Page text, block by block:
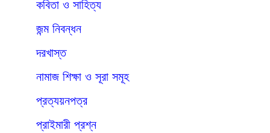
কবিতা ও সাহিত্য
জন্ম নিবন্ধন
দরখাস্ত
নামাজ শিক্ষা ও সূরা সমূহ
প্রত্যয়নপত্র
প্রাইমারী প্রশ্ন